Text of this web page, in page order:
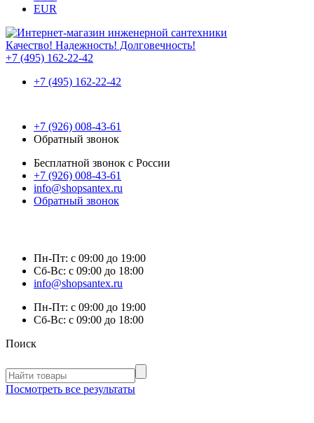
EUR
Качество! Надежность! Долговечность!
+7 (495) 162-22-42
+7 (495) 162-22-42
+7 (926) 008-43-61
Обратный звонок
Бесплатной звонок с России
+7 (926) 008-43-61
info@shopsantex.ru
Обратный звонок
Пн-Пт: с 09:00 до 19:00
Сб-Вс: с 09:00 до 18:00
info@shopsantex.ru
Пн-Пт: с 09:00 до 19:00
Сб-Вс: с 09:00 до 18:00
Поиск
Посмотреть все результаты